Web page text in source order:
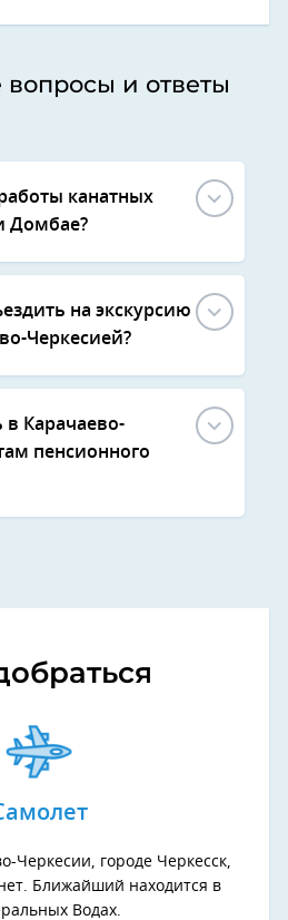
и ответы
канатных
Домбае?
на экскурсию
Черкесией?
в Карачаево-
пенсионного
Черкесии, городе Черкесск,
Ближайший находится в
Водах.